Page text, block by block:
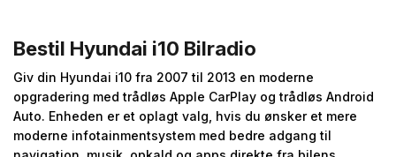
Bestil Hyundai i10 Bilradio
Giv din Hyundai i10 fra 2007 til 2013 en moderne
opgradering med trådløs Apple CarPlay og trådløs Android
Auto. Enheden er et oplagt valg, hvis du ønsker et mere
moderne infotainmentsystem med bedre adgang til